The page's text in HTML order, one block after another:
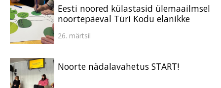
Eesti noored külastasid ülemaailmsel
noortepäeval Türi Kodu elanikke
26. märtsil
Noorte nädalavahetus START!